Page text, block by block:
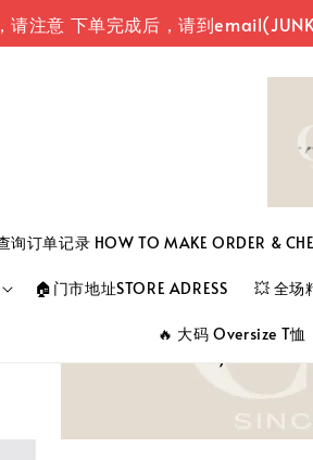
下单完成后，请到email(JUNK
询订单记录 HOW TO MAKE ORDER &
🏠门市地址STORE ADRESS 💥 全场
🔥 大码 Oversize T